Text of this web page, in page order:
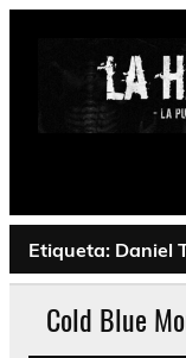
Saltar
Psychedelic,
Etiqueta: Daniel
Cold Blue